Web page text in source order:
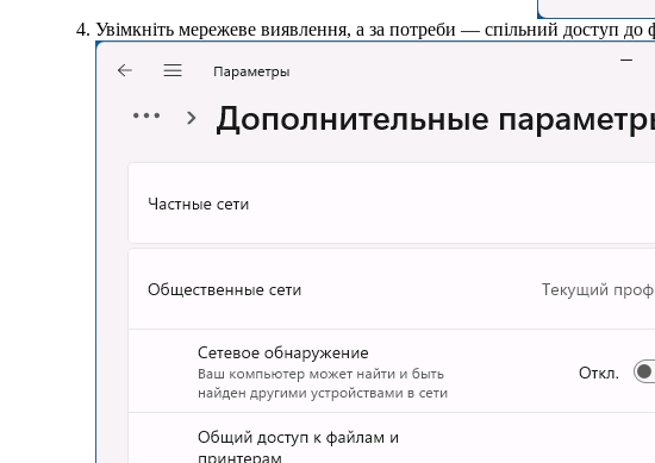
Увімкніть мережеве виявлення, а за потреби — спільний доступ до